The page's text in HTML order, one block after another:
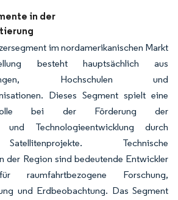
in der
im nordamerikanischen Markt
besteht hauptsächlich aus
Hochschulen und
Dieses Segment spielt eine
Rolle bei der Förderung der
und Technologieentwicklung durch
Technische
der Region sind bedeutende Entwickler
raumfahrtbezogene Forschung,
und Erdbeobachtung. Das Segment